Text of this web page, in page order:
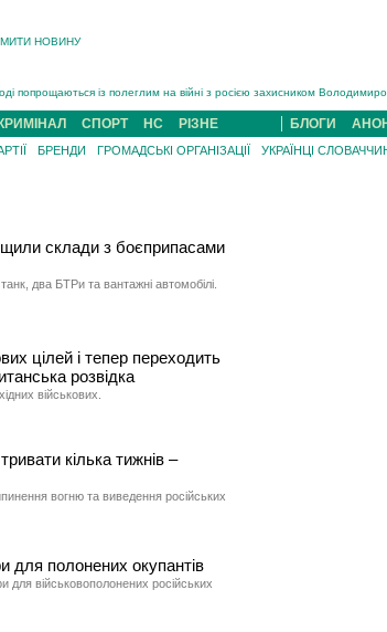
НОВИНУ
попрощаються із полеглим на війні з росією захисником
5 серпня попрощаються із захисником Богданом Югасом, який два
загибель захисника із Нанкова на Хустщині Юліана Гербея
з рф поліг військовий з Виноградова Ігнат Роздяловський (ФОТО)...
КРИМІНАЛ СПОРТ НС РІЗНЕ БЛОГИ
БРЕНДИ ГРОМАДСЬКІ ОРГАНІЗАЦІЇ УКРАЇНЦІ
склади з боєприпасами
два БТРи та вантажні автомобілі.
цілей і тепер переходить
розвідка
військових.
кілька тижнів –
вогню та виведення російських
для полонених окупантів
для військовополонених російських